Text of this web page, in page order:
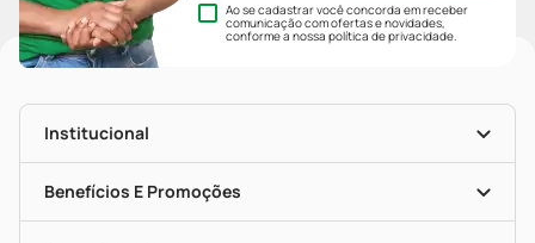
Ao se cadastrar você concorda em receber
comunicação com ofertas e novidades,
conforme a nossapolítica de privacidade.
Institucional
História
Nossas Lojas
Mapa De Categorias
Benefícios E Promoções
Clube PP